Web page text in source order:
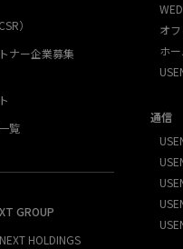
）
ナー企業募集
覧
GROUP
HOLDINGS
オ
ホ
通信